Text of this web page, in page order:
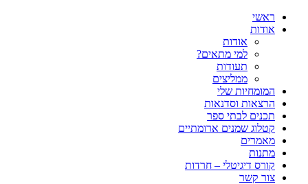
ראשי
אודות
אודות
למי מתאים?
תעודות
ממליצים
המומחיות שלי
הרצאות וסדנאות
תכנים לבתי ספר
קטלוג שמנים ארומתיים
מאמרים
מתנות
קורס דיגיטלי – חרדות
צור קשר